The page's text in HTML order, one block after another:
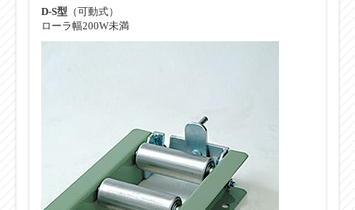
D-S型 （可動式）
ローラ幅200W未満